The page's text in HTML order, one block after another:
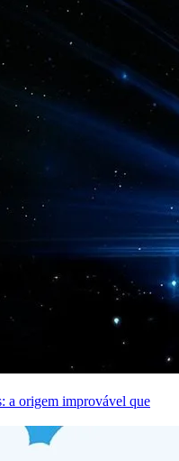
a origem improvável que